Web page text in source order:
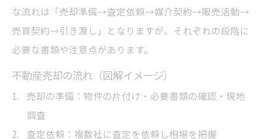
な流れは「売却準備→査定依頼→媒介契約→販売活動→
売買契約→引き渡し」となりますが、それぞれの段階に
必要な書類や注意点があります。
不動産売却の流れ（図解イメージ）
売却の準備：物件の片付け・必要書類の確認・現地
調査
査定依頼：複数社に査定を依頼し相場を把握